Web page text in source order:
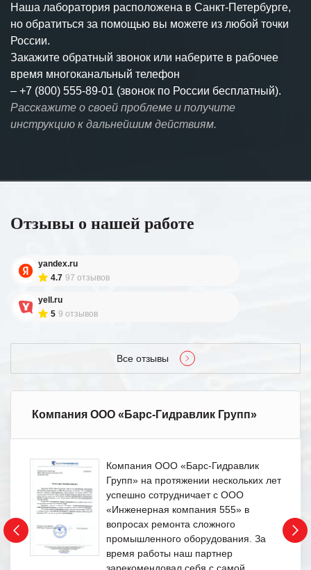
Наша лаборатория расположена в Санкт-Петербурге,
но обратиться за помощью вы можете из любой точки
России.
Закажите обратный звонок или наберите в рабочее
время многоканальный телефон
– +7 (800) 555-89-01 (звонок по России бесплатный).
Расскажите о своей проблеме и получите
инструкцию к дальнейшим действиям.
Отзывы о нашей работе
yandex.ru
4.7 97 отзывов
yell.ru
5 9 отзывов
Все отзывы
Компания ООО «Барс-Гидравлик Групп»
Компания ООО «Барс-Гидравлик
Групп» на протяжении нескольких лет
успешно сотрудничает с ООО
«Инженерная компания 555» в
вопросах ремонта сложного
промышленного оборудования. За
время работы наш партнер
зарекомендовал себя с самой